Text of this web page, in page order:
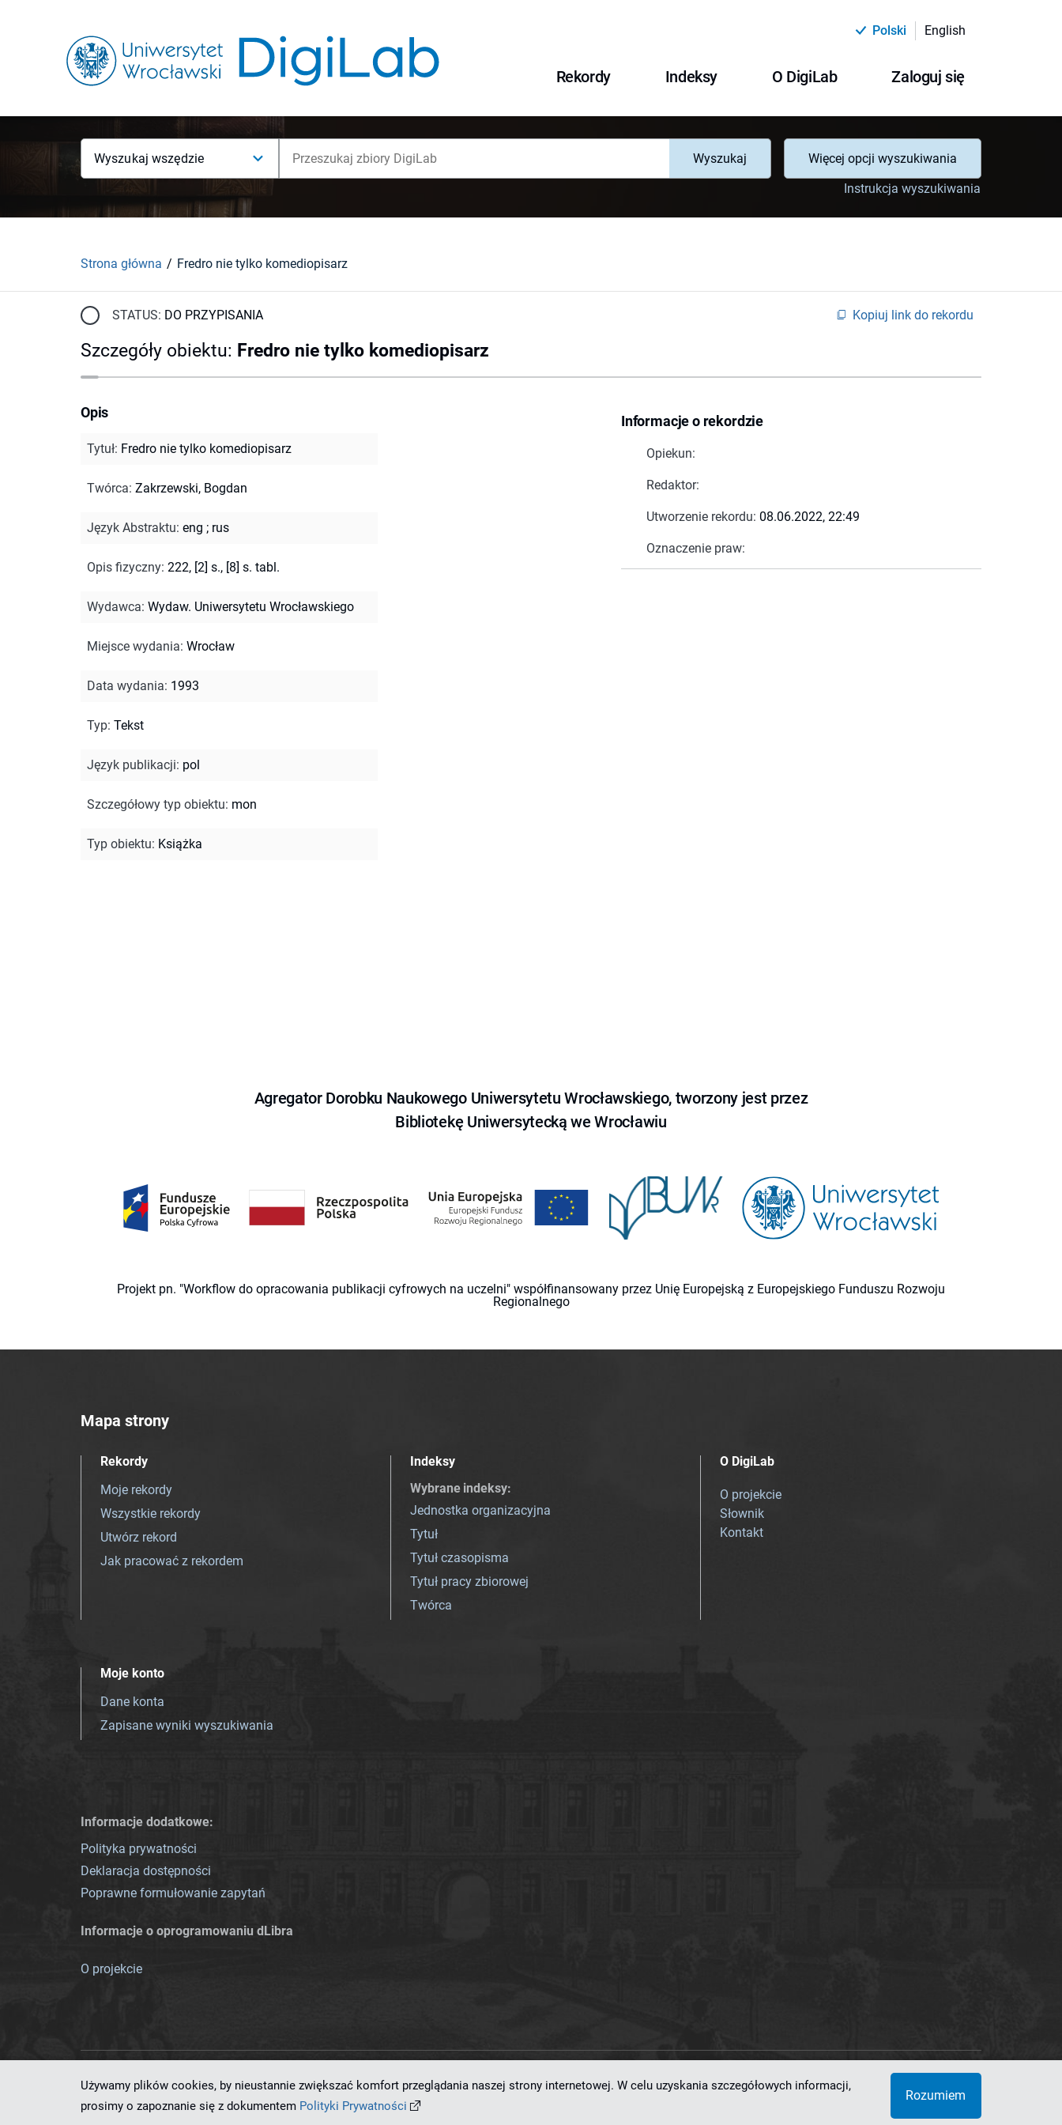
Polski English
Rekordy Indeksy O DigiLab Zaloguj się
Wyszukaj wszędzie Wyszukaj
Więcej opcji wyszukiwania
Instrukcja wyszukiwania
Strona główna Fredro nie tylko komediopisarz
STATUS: DO PRZYPISANIA Kopiuj link do rekordu
Szczegóły obiektu: Fredro nie tylko komediopisarz
Informacje o rekordzie
Opiekun:
Redaktor:
Utworzenie rekordu: 08.06.2022, 22:49
Oznaczenie praw:
Opis
Tytuł: Fredro nie tylko komediopisarz
Twórca: Zakrzewski, Bogdan
Język Abstraktu: eng ; rus
Opis fizyczny: 222, [2] s., [8] s. tabl.
Wydawca: Wydaw. Uniwersytetu Wrocławskiego
Miejsce wydania: Wrocław
Data wydania: 1993
Typ: Tekst
Język publikacji: pol
Szczegółowy typ obiektu: mon
Typ obiektu: Książka
Agregator Dorobku Naukowego Uniwersytetu Wrocławskiego, tworzony jest przez
Bibliotekę Uniwersytecką we Wrocławiu
Projekt pn. "Workflow do opracowania publikacji cyfrowych na uczelni" współfinansowany przez Unię Europejską z Europejskiego Funduszu Rozwoju
Regionalnego
Mapa strony
Rekordy
Moje rekordy
Wszystkie rekordy
Utwórz rekord
Jak pracować z rekordem
Indeksy
Wybrane indeksy:
Jednostka organizacyjna
Tytuł
Tytuł czasopisma
Tytuł pracy zbiorowej
Twórca
O DigiLab
O projekcie
Słownik
Kontakt
Moje konto
Dane konta
Zapisane wyniki wyszukiwania
Informacje dodatkowe:
Polityka prywatności
Deklaracja dostępności
Poprawne formułowanie zapytań
Informacje o oprogramowaniu dLibra
O projekcie
Ten serwis działa dzięki oprogramowaniudLibra 7.0.0-SNAPSHOT opracowanemu przezPoznańskie Centrum Superkomputerowo-Sieciowe
Używamy plików cookies, by nieustannie zwiększać komfort przeglądania naszej strony internetowej. W celu uzyskania szczegółowych informacji,
prosimy o zapoznanie się z dokumentem Polityki Prywatności
Rozumiem